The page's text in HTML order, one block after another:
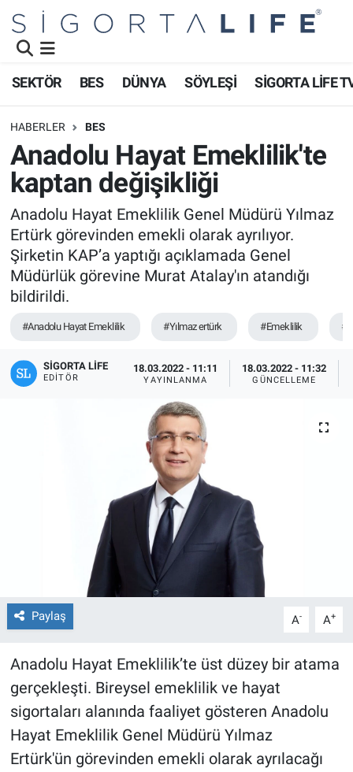
SEKTÖR BES DÜNYA SÖYLEŞİ SİGORTA LİFE
HABERLER BES
Anadolu Hayat Emeklilik'te
kaptan değişikliği
Anadolu Hayat Emeklilik Genel Müdürü Yılmaz
Ertürk görevinden emekli olarak ayrılıyor.
Şirketin KAP’a yaptığı açıklamada Genel
Müdürlük görevine Murat Atalay'ın atandığı
bildirildi.
#Anadolu Hayat Emeklilik #Yılmaz ertürk #Emeklilik
SIGORTA LIFE
EDITÖR
18.03.2022 - 11:11
YAYINLANMA
18.03.2022 - 11:32
GÜNCELLEME
Paylaş A- A+
Anadolu Hayat Emeklilik’te üst düzey bir atama
gerçekleşti. Bireysel emeklilik ve hayat
sigortaları alanında faaliyet gösteren Anadolu
Hayat Emeklilik Genel Müdürü Yılmaz
Ertürk'ün görevinden emekli olarak ayrılacağı
Namaz Vakitleri
Trafik Durumu
Süper Lig Puan Durumu ve Fikstür
Tüm Manşetler
Son Dakika Haberleri